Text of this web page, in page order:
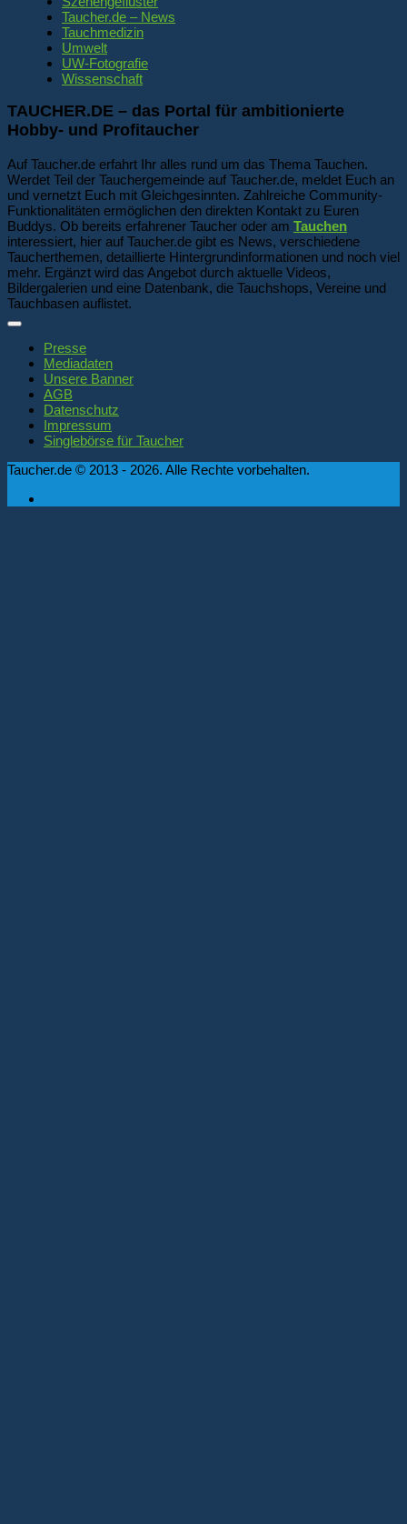
Taucher.de – News
Tauchmedizin
Umwelt
UW-Fotografie
Wissenschaft
TAUCHER.DE – das Portal für ambitionierte
Hobby- und Profitaucher
Auf Taucher.de erfahrt Ihr alles rund um das Thema Tauchen.
Werdet Teil der Tauchergemeinde auf Taucher.de, meldet Euch an
und vernetzt Euch mit Gleichgesinnten. Zahlreiche Community-
Funktionalitäten ermöglichen den direkten Kontakt zu Euren
Buddys. Ob bereits erfahrener Taucher oder am Tauchen
interessiert, hier auf Taucher.de gibt es News, verschiedene
Taucherthemen, detaillierte Hintergrundinformationen und noch viel
mehr. Ergänzt wird das Angebot durch aktuelle Videos,
Bildergalerien und eine Datenbank, die Tauchshops, Vereine und
Tauchbasen auflistet.
Presse
Mediadaten
Unsere Banner
AGB
Datenschutz
Impressum
Singlebörse für Taucher
Taucher.de © 2013 - 2026. Alle Rechte vorbehalten.